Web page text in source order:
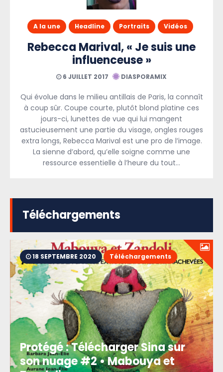
A la une Headline Portraits Vidéos
Rebecca Marival, « Je suis une
influenceuse »
6 JUILLET 2017 DIASPORAMIX
Qui évolue dans le milieu antillais de Paris, la connaît
à coup sûr. Coupe courte, plutôt blond platine ces
jours-ci, lunettes de vue qui lui mangent
astucieusement une partie du visage, ongles rouges
extra longs, Rebecca Marival est une pro de l’image.
La sienne d’abord, qu’elle soigne comme une
ressource essentielle à l’heure du tout…
Téléchargements
18 SEPTEMBRE 2020 Téléchargements
Protégé : Télécharger Sina sur
son nuage #2 • Mabouya et